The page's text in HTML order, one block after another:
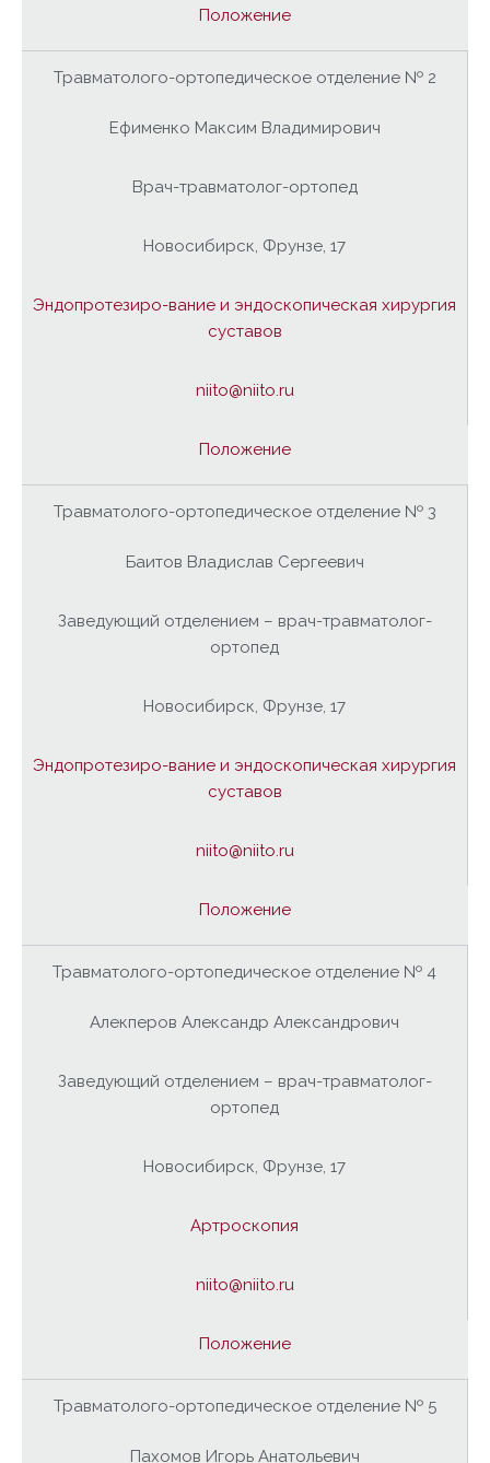
Положение
Травматолого-ортопедическое отделение № 2
Ефименко Максим Владимирович
Врач-травматолог-ортопед
Новосибирск, Фрунзе, 17
Эндопротезиро-вание и эндоскопическая хирургия
суставов
niito@niito.ru
Положение
Травматолого-ортопедическое отделение № 3
Баитов Владислав Сергеевич
Заведующий отделением – врач-травматолог-
ортопед
Новосибирск, Фрунзе, 17
Эндопротезиро-вание и эндоскопическая хирургия
суставов
niito@niito.ru
Положение
Травматолого-ортопедическое отделение № 4
Алекперов Александр Александрович
Заведующий отделением – врач-травматолог-
ортопед
Новосибирск, Фрунзе, 17
Артроскопия
niito@niito.ru
Положение
Травматолого-ортопедическое отделение № 5
Пахомов Игорь Анатольевич